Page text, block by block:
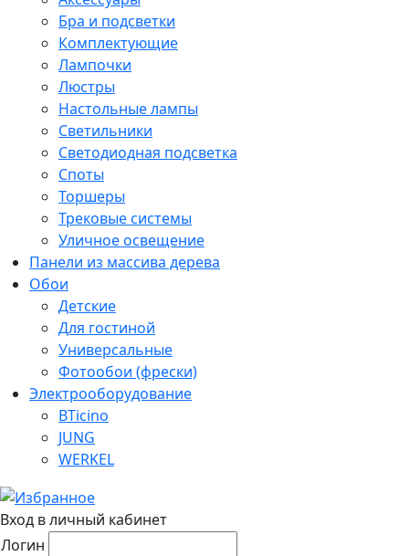
Бра и подсветки
Комплектующие
Лампочки
Люстры
Настольные лампы
Светильники
Светодиодная подсветка
Споты
Торшеры
Трековые системы
Уличное освещение
Панели из массива дерева
Обои
Детские
Для гостиной
Универсальные
Фотообои (фрески)
Электрооборудование
BTicino
JUNG
WERKEL
Вход в личный кабинет
Логин